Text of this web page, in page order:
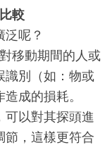
較
呢？
移動期間的人或
識別（如：物或
成的損耗。
可以對其探頭進
節，這樣更符合